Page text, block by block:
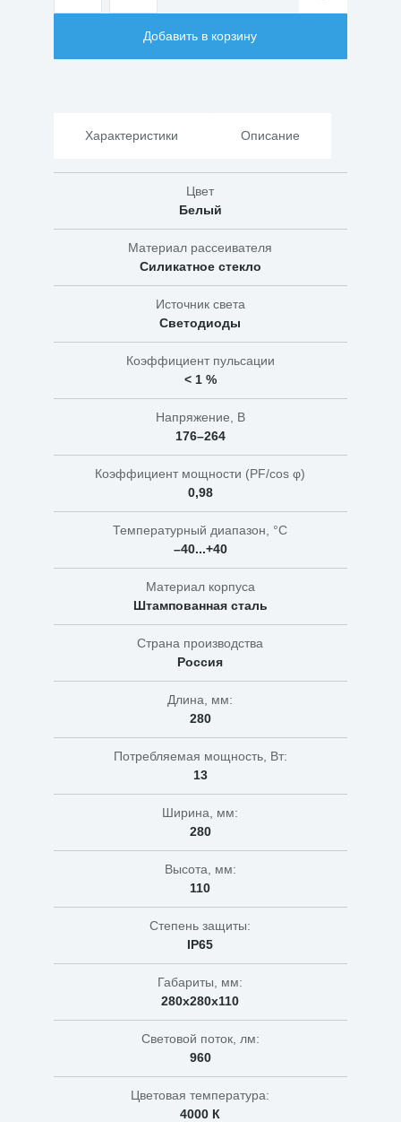
товара
светодиодный
ДПП
Добавить в корзину
Характеристики Описание
Цвет
Белый
Материал рассеивателя
Силикатное стекло
Источник света
Светодиоды
Коэффициент пульсации
< 1 %
Напряжение, В
176–264
Коэффициент мощности (PF/cos φ)
0,98
Температурный диапазон, °C
–40...+40
Материал корпуса
Штампованная сталь
Страна производства
Россия
Длина, мм:
280
Потребляемая мощность, Вт:
13
Ширина, мм:
280
Высота, мм:
110
Степень защиты:
IP65
Габариты, мм:
280х280х110
Световой поток, лм:
960
Цветовая температура:
4000 К